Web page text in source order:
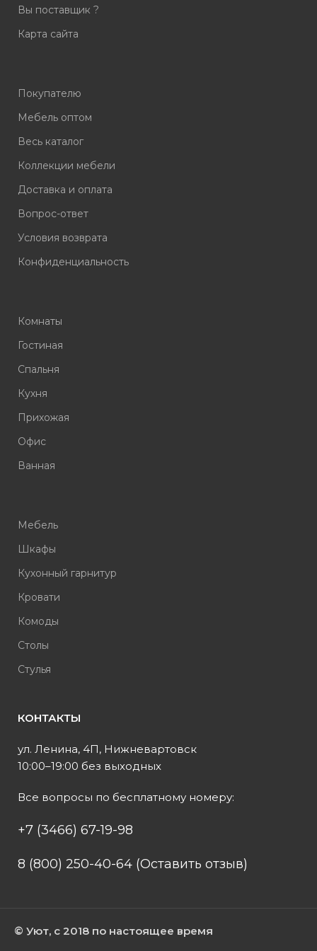
принесет много радости в вашу жизнь.
Вы поставщик ?
Карта сайта
Покупателю
Мебель оптом
Весь каталог
Коллекции мебели
Доставка и оплата
Вопрос-ответ
Условия возврата
Конфиденциальность
Комнаты
Гостиная
Спальня
Кухня
Прихожая
Офис
Ванная
Мебель
Шкафы
Кухонный гарнитур
Кровати
Комоды
Столы
Стулья
КОНТАКТЫ
ул. Ленина, 4П, Нижневартовск
10:00–19:00 без выходных
Все вопросы по бесплатному номеру:
+7 (3466) 67-19-98
8 (800) 250-40-64 (Оставить отзыв)
© Уют, с 2018 по настоящее время